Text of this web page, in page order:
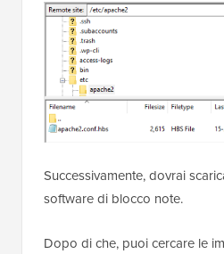
Successivamente, dovrai
software di blocco note.
Dopo di che, puoi cercare le